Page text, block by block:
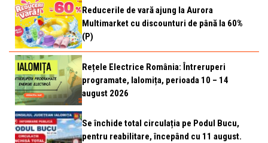
Reducerile de vară ajung la Aurora
Multimarket cu discounturi de până la 60%
(P)
Rețele Electrice România: Întreruperi
programate, Ialomița, perioada 10 – 14
august 2026
Se închide total circulația pe Podul Bucu,
pentru reabilitare, începând cu 11 august.